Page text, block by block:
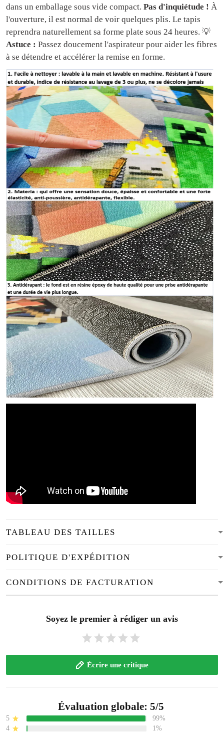
dans un emballage sous vide compact. Pas d'inquiétude ! À
l'ouverture, il est normal de voir quelques plis. Le tapis
reprendra naturellement sa forme plate sous 24 heures. 💡
Astuce : Passez doucement l'aspirateur pour aider les fibres
à se détendre et accélérer la remise en forme.
TABLEAU DES TAILLES
POLITIQUE D'EXPÉDITION
CONDITIONS DE FACTURATION
Soyez le premier à rédiger un avis
Écrire une critique
Évaluation globale: 5/5
5
99%
4
1%